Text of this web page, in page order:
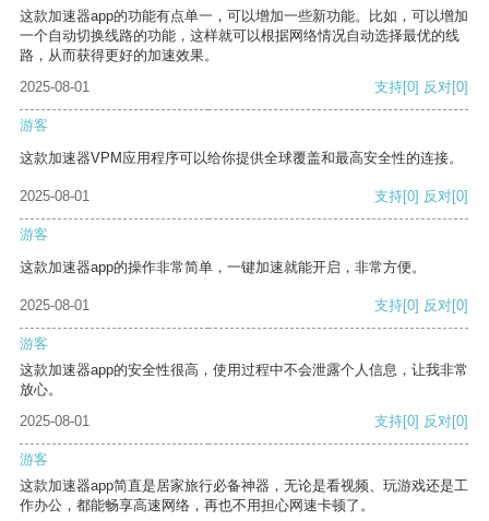
这款加速器app的功能有点单一，可以增加一些新功能。比如，可以增加
一个自动切换线路的功能，这样就可以根据网络情况自动选择最优的线
路，从而获得更好的加速效果。
2025-08-01
支持[0] 反对[0]
游客
这款加速器VPM应用程序可以给你提供全球覆盖和最高安全性的连接。
2025-08-01 支持[0] 反对[0]
游客
这款加速器app的操作非常简单，一键加速就能开启，非常方便。
2025-08-01 支持[0] 反对[0]
游客
这款加速器app的安全性很高，使用过程中不会泄露个人信息，让我非常
放心。
2025-08-01
支持[0] 反对[0]
游客
这款加速器app简直是居家旅行必备神器，无论是看视频、玩游戏还是工
作办公，都能畅享高速网络，再也不用担心网速卡顿了。